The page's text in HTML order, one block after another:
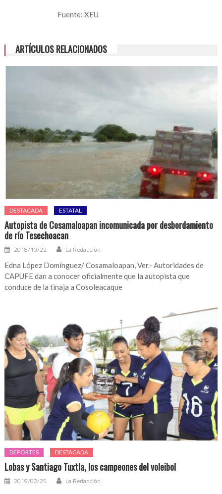
Fuente: XEU
ARTÍCULOS RELACIONADOS
DESTACADA ESTATAL
Autopista de Cosamaloapan incomunicada por desbordamiento
de río Tesechoacan
2018/10/22 La Redacción
Edna López Domínguez/ Cosamaloapan, Ver.- Autoridades de
CAPUFE dan a conocer oficialmente que la autopista que
conduce de la tinaja a Cosoleacaque
DEPORTES DESTACADA
Lobas y Santiago Tuxtla, los campeones del voleibol
2019/02/25 La Redacción